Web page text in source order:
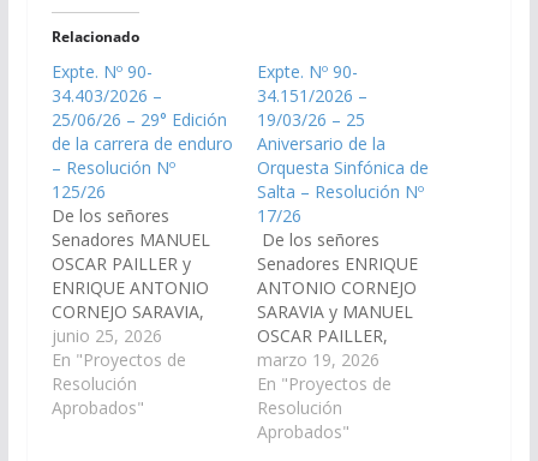
Relacionado
Expte. Nº 90-
34.403/2026 –
25/06/26 – 29° Edición
de la carrera de enduro
– Resolución Nº
125/26
De los señores
Senadores MANUEL
OSCAR PAILLER y
ENRIQUE ANTONIO
CORNEJO SARAVIA,
declarando de interés
de la Cámara de
Senadores la 29°
Edición de la carrera de
junio 25, 2026
En "Proyectos de
Resolución
Aprobados"
Expte. Nº 90-
34.151/2026 –
19/03/26 – 25
Aniversario de la
Orquesta Sinfónica de
Salta – Resolución Nº
17/26
De los señores
Senadores ENRIQUE
ANTONIO CORNEJO
SARAVIA y MANUEL
OSCAR PAILLER,
declarando de interés
de esta Cámara el 25
Aniversario de la
Orquesta Sinfónica de
marzo 19, 2026
En "Proyectos de
Resolución
Aprobados"